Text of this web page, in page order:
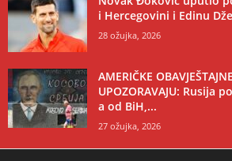
i Hercegovini i Edinu
28 ožujka, 2026
AMERIČKE
UPOZORAVAJU: Rusija
a od BiH,...
27 ožujka, 2026